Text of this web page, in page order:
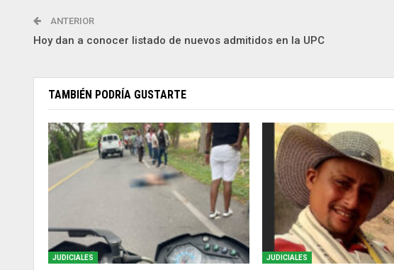
ANTERIOR
Hoy dan a conocer listado de nuevos admitidos en la UPC
TAMBIÉN PODRÍA GUSTARTE
JUDICIALES JUDICIALES